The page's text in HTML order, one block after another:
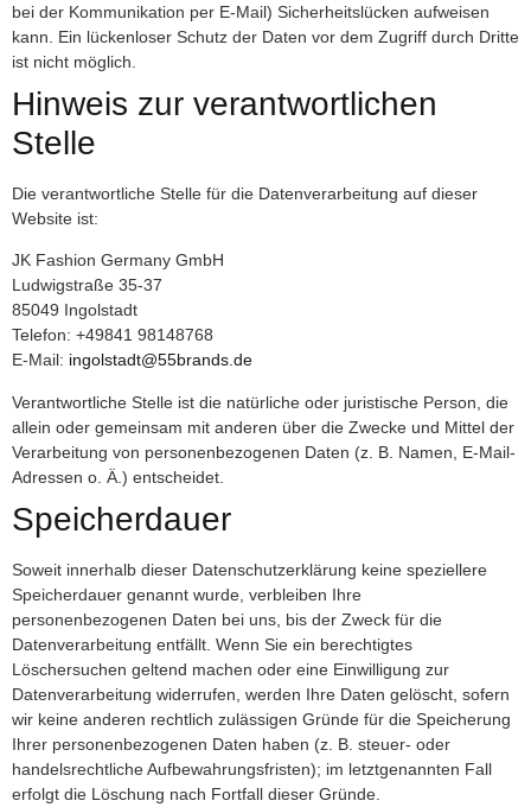
bei der Kommunikation per E-Mail) Sicherheitslücken aufweisen
kann. Ein lückenloser Schutz der Daten vor dem Zugriff durch Dritte
ist nicht möglich.
Hinweis zur verantwortlichen
Stelle
Die verantwortliche Stelle für die Datenverarbeitung auf dieser
Website ist:
JK Fashion Germany GmbH
Ludwigstraße 35-37
85049 Ingolstadt
Telefon: +49841 98148768
E-Mail: ingolstadt@55brands.de
Verantwortliche Stelle ist die natürliche oder juristische Person, die
allein oder gemeinsam mit anderen über die Zwecke und Mittel der
Verarbeitung von personenbezogenen Daten (z. B. Namen, E-Mail-
Adressen o. Ä.) entscheidet.
Speicherdauer
Soweit innerhalb dieser Datenschutzerklärung keine speziellere
Speicherdauer genannt wurde, verbleiben Ihre
personenbezogenen Daten bei uns, bis der Zweck für die
Datenverarbeitung entfällt. Wenn Sie ein berechtigtes
Löschersuchen geltend machen oder eine Einwilligung zur
Datenverarbeitung widerrufen, werden Ihre Daten gelöscht, sofern
wir keine anderen rechtlich zulässigen Gründe für die Speicherung
Ihrer personenbezogenen Daten haben (z. B. steuer- oder
handelsrechtliche Aufbewahrungsfristen); im letztgenannten Fall
erfolgt die Löschung nach Fortfall dieser Gründe.